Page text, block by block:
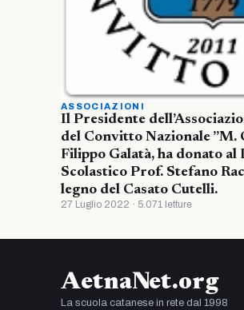
ASSOCIAZIONI
Il Presidente
del Convitto Nazionale ”M.
Filippo Galatà, ha donato
Scolastico Prof. Stefano
legno del Casato Cutelli.
27 Luglio 2022 · 5.071 letture
AetnaNet.org
La scuola catanese in rete dal 1998